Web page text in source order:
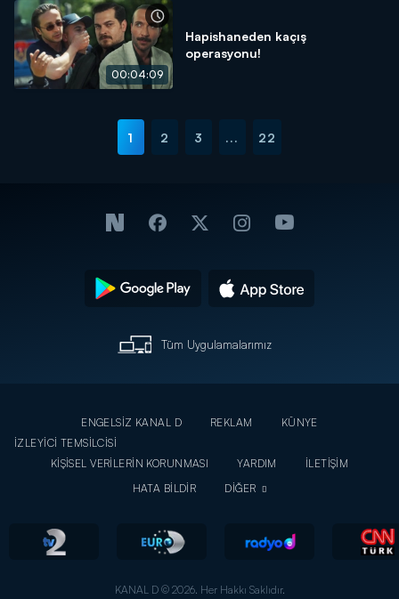
00:04:09
Hapishaneden kaçış
operasyonu!
1 2 3 ... 22
Tüm Uygulamalarımız
ENGELSİZ KANAL D REKLAM
KÜNYE
İZLEYİCİ TEMSİLCİSİ
KİŞİSEL VERİLERİN KORUNMASI
YARDIM
İLETİŞİM
HATA BİLDİR
DİĞER
KANAL D © 2026. Her Hakkı Saklıdır.